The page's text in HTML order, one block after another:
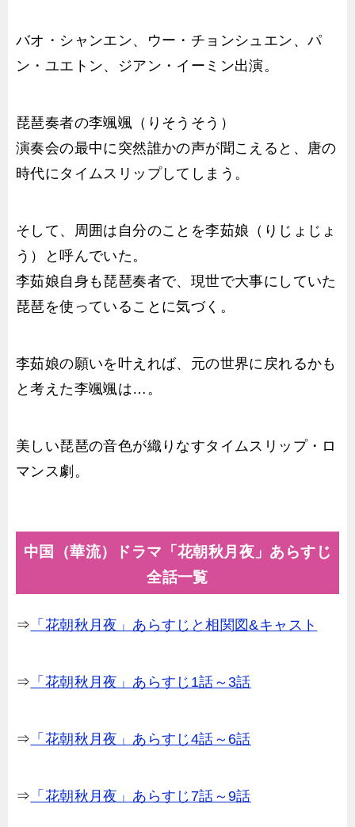
バオ・シャンエン、ウー・チョンシュエン、パ
ン・ユエトン、ジアン・イーミン出演。
琵琶奏者の李颯颯（りそうそう）
演奏会の最中に突然誰かの声が聞こえると、唐の
時代にタイムスリップしてしまう。
そして、周囲は自分のことを李茹娘（りじょじょ
う）と呼んでいた。
李茹娘自身も琵琶奏者で、現世で大事にしていた
琵琶を使っていることに気づく。
李茹娘の願いを叶えれば、元の世界に戻れるかも
と考えた李颯颯は…。
美しい琵琶の音色が織りなすタイムスリップ・ロ
マンス劇。
中国（華流）ドラマ「花朝秋月夜」あらすじ
全話一覧
⇒ 「花朝秋月夜」あらすじと相関図&キャスト
⇒ 「花朝秋月夜」あらすじ1話～3話
⇒ 「花朝秋月夜」あらすじ4話～6話
⇒ 「花朝秋月夜」あらすじ7話～9話